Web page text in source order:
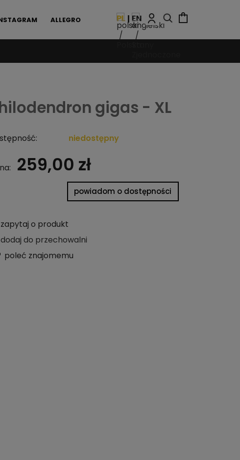
ALLEGRO
gigas - XL
niedostępny
259,00 zł
powiadom o dostępności
zapytaj o produkt
dodaj do przechowalni
poleć znajomemu